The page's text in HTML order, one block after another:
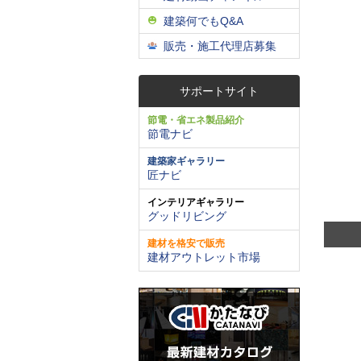
建築何でもQ&A
販売・施工代理店募集
サポートサイト
節電・省エネ製品紹介
節電ナビ
建築家ギャラリー
匠ナビ
インテリアギャラリー
グッドリビング
建材を格安で販売
建材アウトレット市場